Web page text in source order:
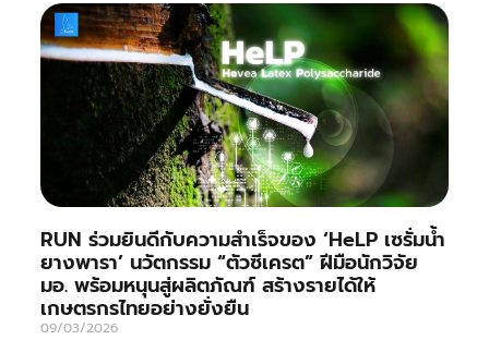
RUN ร่วมยินดีกับความสำเร็จของ ‘HeLP เซรั่มน้ำ
ยางพารา’ นวัตกรรม “ตัวซีเครต” ฝีมือนักวิจัย
มอ. พร้อมหนุนสู่ผลิตภัณฑ์ สร้างรายได้ให้
เกษตรกรไทยอย่างยั่งยืน
09/03/2026